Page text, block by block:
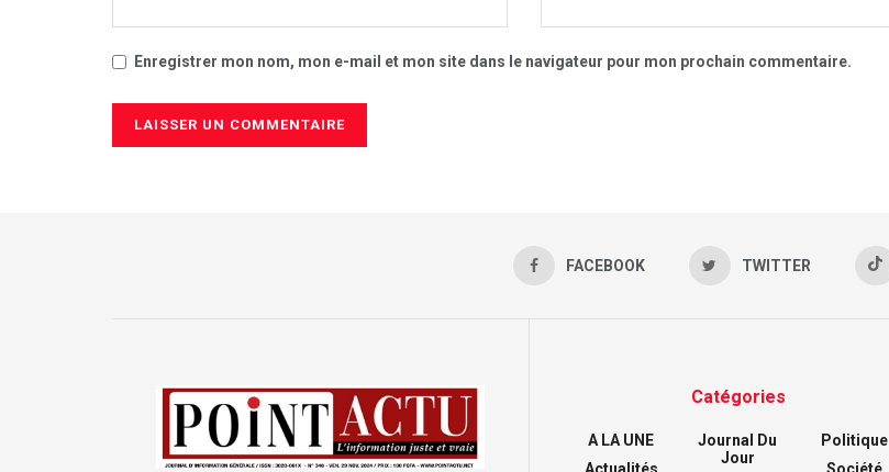
Enregistrer mon nom, mon e-mail et mon site dans le navigateur pour mon prochain commentaire.
FACEBOOK TWITTER
Catégories
A LA UNE
Journal Du
Jour
Politique